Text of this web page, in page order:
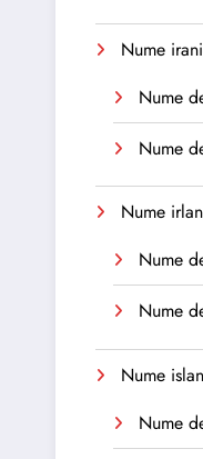
Nume
Nume
Nume
Nume
Nume
Nume
Nume
Nume